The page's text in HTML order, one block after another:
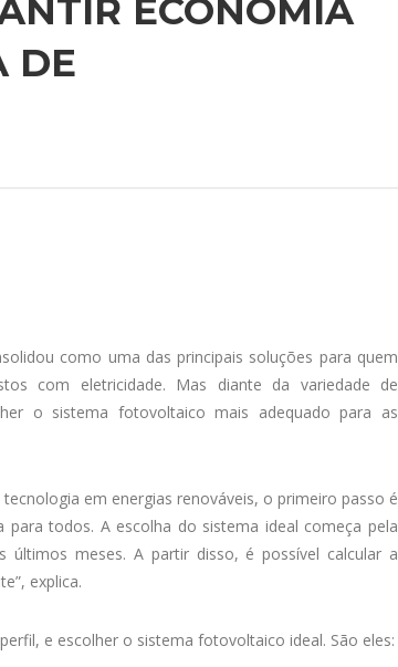
ECONOMIA
DE
como uma das principais soluções para quem
com eletricidade. Mas diante da variedade de
o sistema fotovoltaico mais adequado para as
em energias renováveis, o primeiro passo é
todos. A escolha do sistema ideal começa pela
meses. A partir disso, é possível calcular a
explica.
e escolher o sistema fotovoltaico ideal. São eles: